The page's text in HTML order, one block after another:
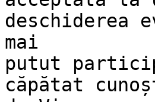
deschiderea
mai
putut
căpătat